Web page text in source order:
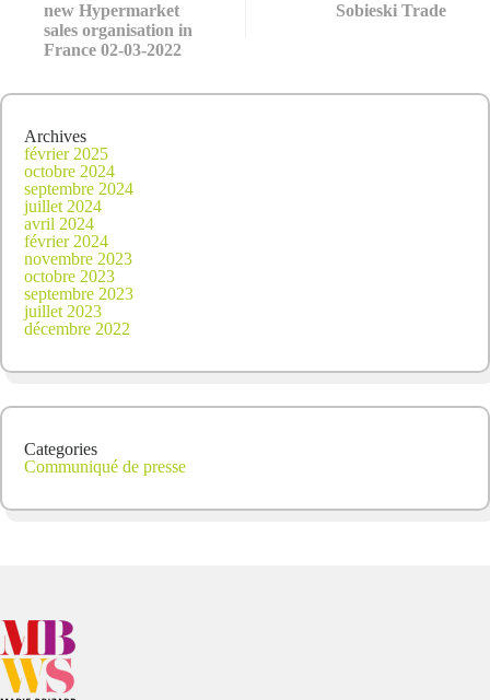
new Hypermarket
sales organisation in
France 02-03-2022
Sobieski Trade
Archives
février 2025
octobre 2024
septembre 2024
juillet 2024
avril 2024
février 2024
novembre 2023
octobre 2023
septembre 2023
juillet 2023
décembre 2022
Categories
Communiqué de presse